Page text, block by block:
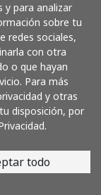
y para analizar
sobre tu
redes sociales,
con otra
o que hayan
Para más
y otras
disposición, por
todo